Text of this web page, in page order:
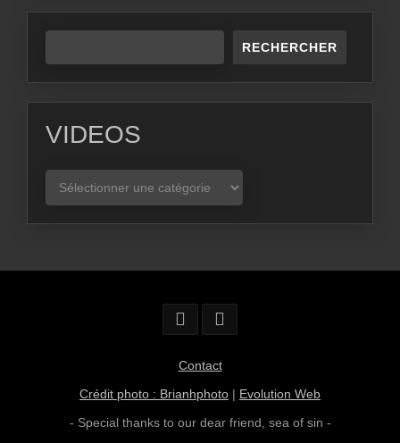
RECHERCHER
VIDEOS
VIDEOS
Contact
Crédit photo : Brianhphoto | Evolution Web
- Special thanks to our dear friend, sea of sin -